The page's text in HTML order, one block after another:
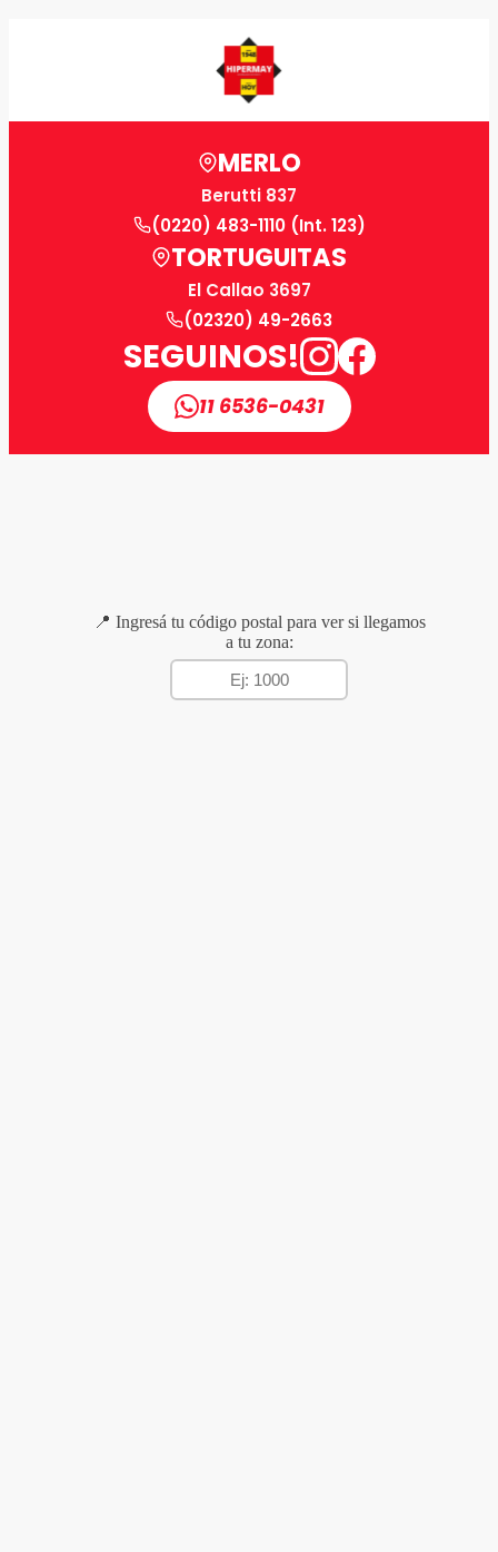
MERLO
Berutti 837
(0220) 483-1110 (Int. 123)
TORTUGUITAS
El Callao 3697
(02320) 49-2663
SEGUINOS!
11 6536-0431
📍 Ingresá tu código postal para ver si llegamos
a tu zona: